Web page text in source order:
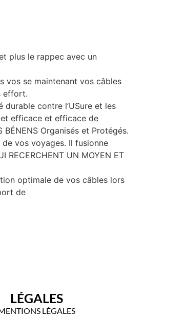
plus le rappec avec un
vos se maintenant vos câbles
effort.
durable contre l’USure et les
efficace et efficace de
BÉNENS Organisés et Protégés.
vos voyages. Il fusionne
UN MOYEN ET
optimale de vos câbles lors
de
LÉGALES
LÉGALES